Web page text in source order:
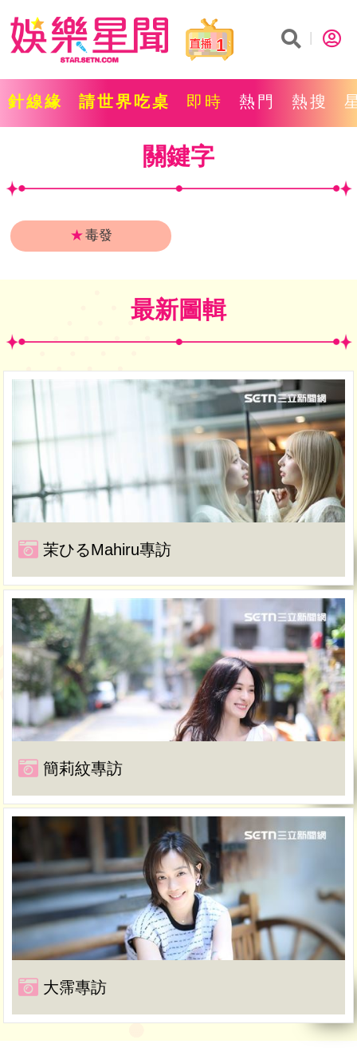
1
針線緣 請世界吃桌 即時 熱門 熱搜
關鍵字
★毒發
最新圖輯
茉ひるMahiru專訪
簡莉紋專訪
大霈專訪